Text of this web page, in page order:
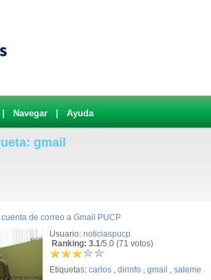
Navegar Ayuda
gmail
de correo a Gmail PUCP
Usuario: noticiaspucp
Ranking: 3.1/5.0 (71 votos)
Etiquetas: carlos , dirinfo , gmail , saleme